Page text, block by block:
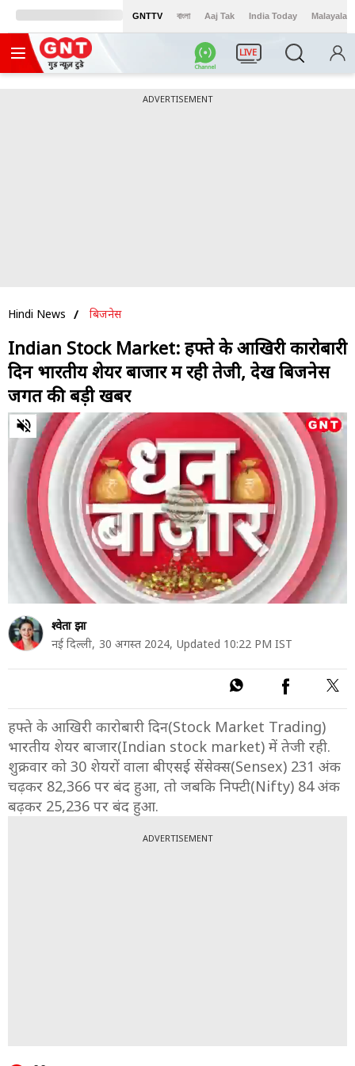
GNTTV বাংলা Aaj Tak India Today Malayalam
LIVE
ADVERTISEMENT
Hindi News बिजनेस
Indian Stock Market: हफ्ते के आखिरी कारोबारी
दिन भारतीय शेयर बाजार में रही तेजी, देखें बिजनेस
जगत की बड़ी खबरें
0
of
minutes,
श्वेता झा
नई दिल्ली, 30 अगस्त 2024, Updated 10:22 PM IST
हफ्ते के आखिरी कारोबारी दिन(Stock Market Trading)
भारतीय शेयर बाजार(Indian stock market) में तेजी रही.
शुक्रवार को 30 शेयरों वाला बीएसई सेंसेक्स(Sensex) 231 अंक
चढ़कर 82,366 पर बंद हुआ, तो जबकि निफ्टी(Nifty) 84 अंक
बढ़कर 25,236 पर बंद हुआ.
ADVERTISEMENT